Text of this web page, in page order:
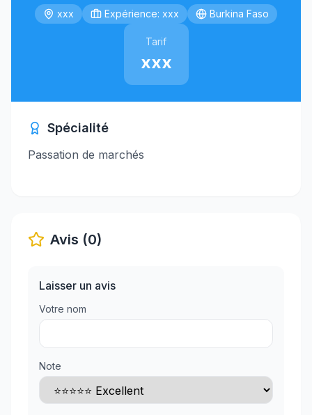
xxx Expérience: xxx Burkina Faso
Tarif
xxx
Spécialité
Passation de marchés
Avis (0)
Laisser un avis
Votre nom
Note